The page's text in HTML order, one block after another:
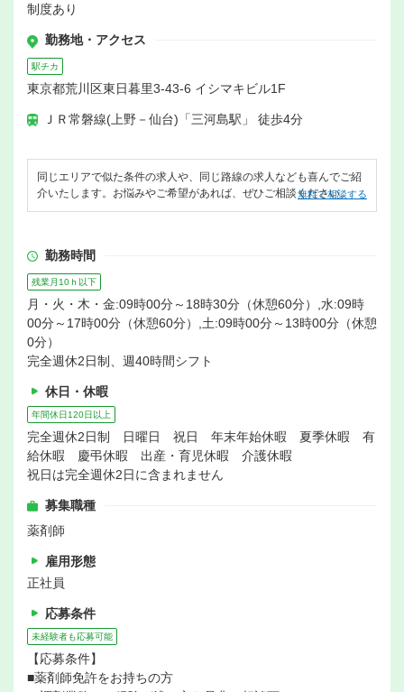
制度あり
勤務地・アクセス
駅チカ
東京都荒川区東日暮里3-43-6 イシマキビル1F
ＪＲ常磐線(上野－仙台)「三河島駅」 徒歩4分
同じエリアで似た条件の求人や、同じ路線の求人なども喜んでご紹
介いたします。お悩みやご希望があれば、ぜひご相談ください。
無料で相談する
勤務時間
残業月10ｈ以下
月・火・木・金:09時00分～18時30分（休憩60分）,水:09時
00分～17時00分（休憩60分）,土:09時00分～13時00分（休憩
0分）
完全週休2日制、週40時間シフト
休日・休暇
年間休日120日以上
完全週休2日制 日曜日 祝日 年末年始休暇 夏季休暇 有
給休暇 慶弔休暇 出産・育児休暇 介護休暇
祝日は完全週休2日に含まれません
募集職種
薬剤師
雇用形態
正社員
応募条件
未経験者も応募可能
【応募条件】
■薬剤師免許をお持ちの方